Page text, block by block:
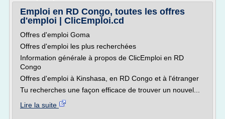
Emploi en RD Congo, toutes les offres
d'emploi | ClicEmploi.cd
Offres d'emploi Goma
Offres d'emploi les plus recherchées
Information générale à propos de ClicEmploi en RD
Congo
Offres d'emploi à Kinshasa, en RD Congo et à l'étranger
Tu recherches une façon efficace de trouver un nouvel...
Lire la suite